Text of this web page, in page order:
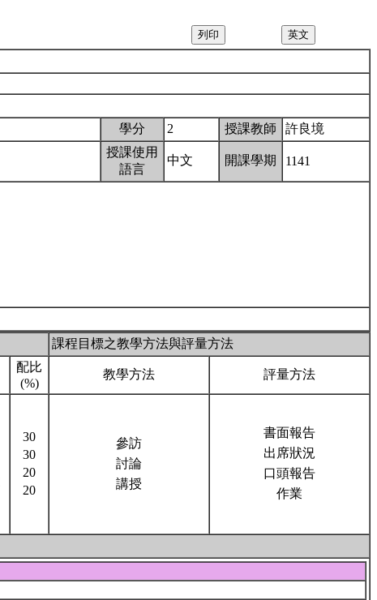
學分 2 授課教師 許良境
授課使用
語言
中文 開課學期 1141
課程目標之教學方法與評量方法
配比
(%)
教學方法 評量方法
30
30
20
20
參訪
討論
講授
書面報告
出席狀況
口頭報告
作業